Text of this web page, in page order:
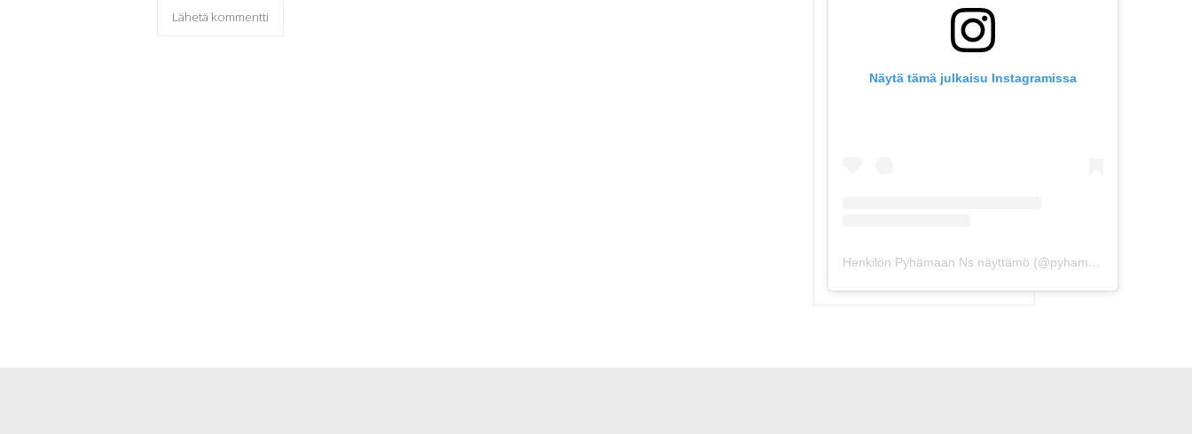
Näytä tämä julkaisu Instagramissa
Henkilön Pyhämaan Ns näyttämö (@pyhamaansuviteatteri) jakama julkaisu